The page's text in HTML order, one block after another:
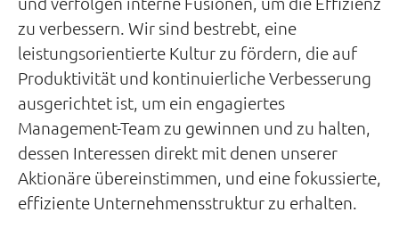
zu verbessern. Wir sind bestrebt, eine
leistungsorientierte Kultur zu fördern, die auf
Produktivität und kontinuierliche Verbesserung
ausgerichtet ist, um ein engagiertes
Management-Team zu gewinnen und zu halten,
dessen Interessen direkt mit denen unserer
Aktionäre übereinstimmen, und eine fokussierte,
effiziente Unternehmensstruktur zu erhalten.